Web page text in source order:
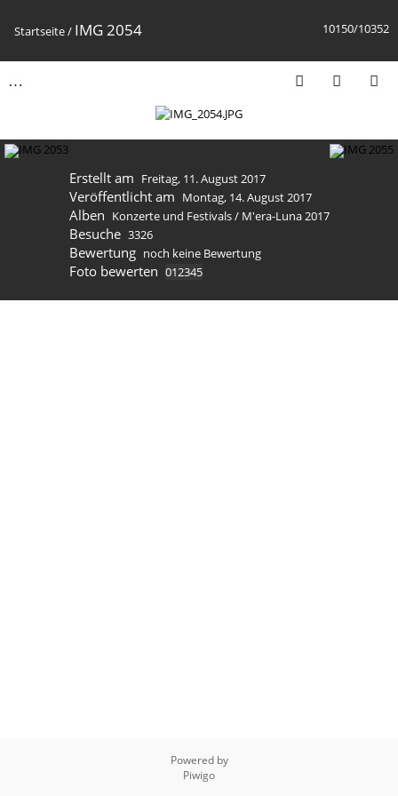
10150/10352
Startseite/ IMG 2054
Erstellt am Freitag, 11. August 2017
Veröffentlicht am Montag, 14. August 2017
Alben Konzerte und Festivals/ M'era-Luna 2017
Besuche 3326
Bewertung noch keine Bewertung
Foto bewerten
Powered by
Piwigo